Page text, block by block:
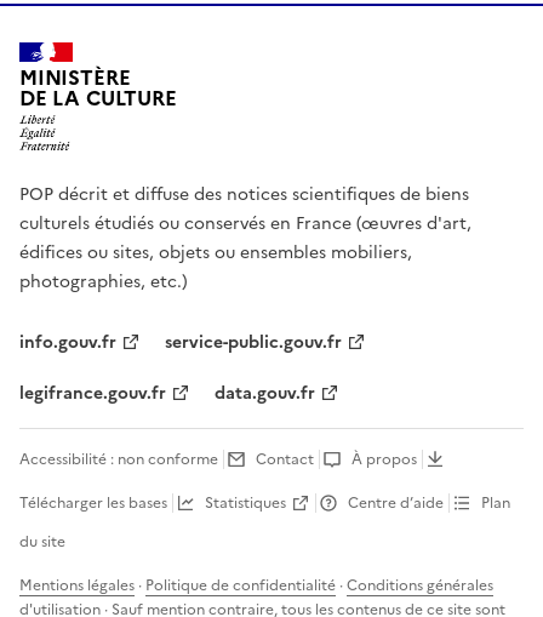
MINISTÈRE
DE LA CULTURE
POP décrit et diffuse des notices scientifiques de biens
culturels étudiés ou conservés en France (œuvres d'art,
édifices ou sites, objets ou ensembles mobiliers,
photographies, etc.)
info.gouv.fr
service-public.gouv.fr
legifrance.gouv.fr
data.gouv.fr
Accessibilité : non conforme Contact
À propos
Télécharger les bases
Statistiques Centre d’aide
Plan
du site
Mentions légales · Politique de confidentialité ·Conditions générales
d'utilisation · Sauf mention contraire, tous les contenus de ce site sont